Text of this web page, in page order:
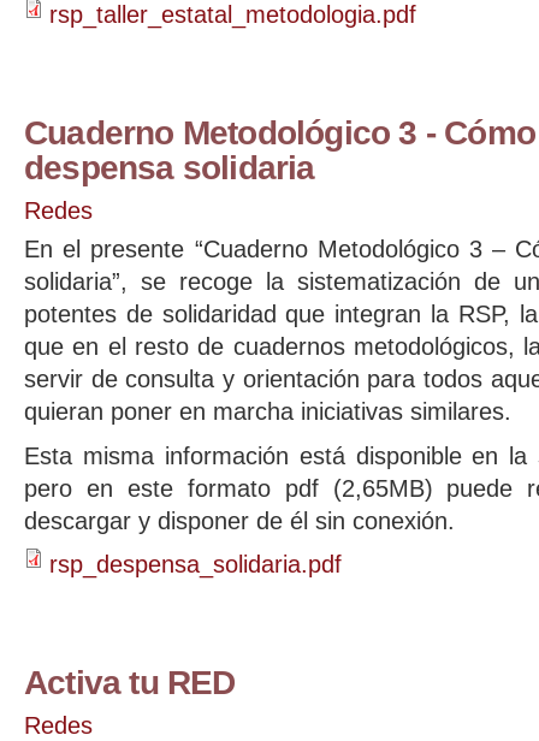
rsp_taller_estatal_metodologia.pdf
Cuaderno Metodológico 3 -
despensa solidaria
Redes
En el presente “Cuaderno Metodológico 3 –
solidaria”, se recoge la sistematización de
potentes de solidaridad que integran la RSP,
que en el resto de cuadernos metodológicos,
servir de consulta y orientación para todos
quieran poner en marcha iniciativas similares.
Esta misma información está disponible en
pero en este formato pdf (2,65MB) puede
descargar y disponer de él sin conexión.
rsp_despensa_solidaria.pdf
Activa tu RED
Redes